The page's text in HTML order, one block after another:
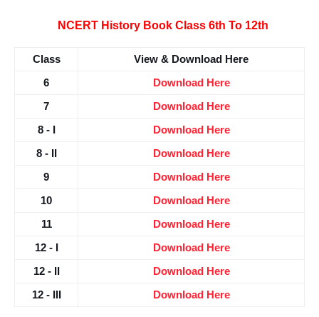
NCERT History Book Class 6th To 12th
Class View & Download Here
6 Download Here
7 Download Here
8 - I Download Here
8 - II Download Here
9 Download Here
10 Download Here
11 Download Here
12 - I Download Here
12 - II Download Here
12 - III Download Here